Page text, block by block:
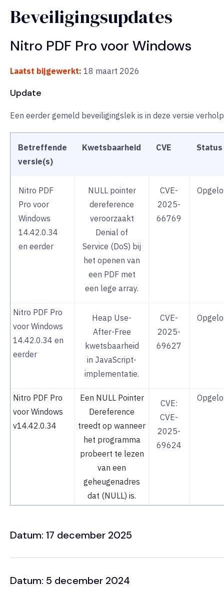
Beveiligingsupdates
Nitro PDF Pro voor Windows
Laatst bijgewerkt: 18 maart 2026
Update
Een eerder gemeld beveiligingslek is in deze versie
Betreffende
versie(s)
Kwetsbaarheid CVE Status
Nitro PDF
Pro voor
Windows
14.42.0.34
en eerder
NULL pointer
dereference
veroorzaakt
Denial of
Service (DoS) bij
het openen van
een PDF met
een lege array.
CVE-
2025-
66769
Nitro PDF Pro
voor Windows
14.42.0.34 en
eerder
Heap Use-
After-Free
kwetsbaarheid
in JavaScript-
implementatie.
CVE-
2025-
69627
Nitro PDF Pro
voor Windows
v14.42.0.34
Een NULL Pointer
Dereference
treedt op wanneer
het programma
probeert te lezen
van een
geheugenadres
dat (NULL) is.
CVE:
CVE-
2025-
69624
Datum: 17 december 2025
Datum: 5 december 2024